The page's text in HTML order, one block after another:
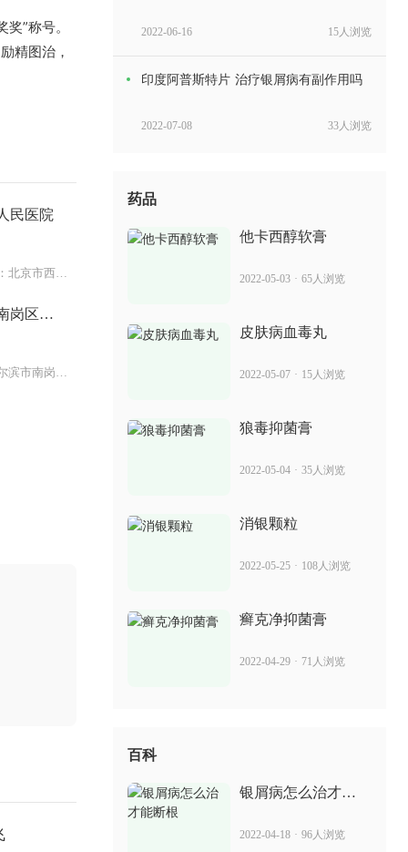
”称号。
精图治，
民医院
白塔寺院区：北京市西城区阜内大街
岗区妇
黑龙江省哈尔滨市南岗区西大直街
2022-06-16 15人浏览
印度阿普斯特片 治疗银屑病有副作用吗
2022-07-08 33人浏览
药品
他卡西醇软膏
2022-05-03 · 65人浏览
皮肤病血毒丸
2022-05-07 · 15人浏览
狼毒抑菌膏
2022-05-04 · 35人浏览
消银颗粒
2022-05-25 · 108人浏览
癣克净抑菌膏
2022-04-29 · 71人浏览
百科
银屑病怎么治才能
2022-04-18 · 96人浏览